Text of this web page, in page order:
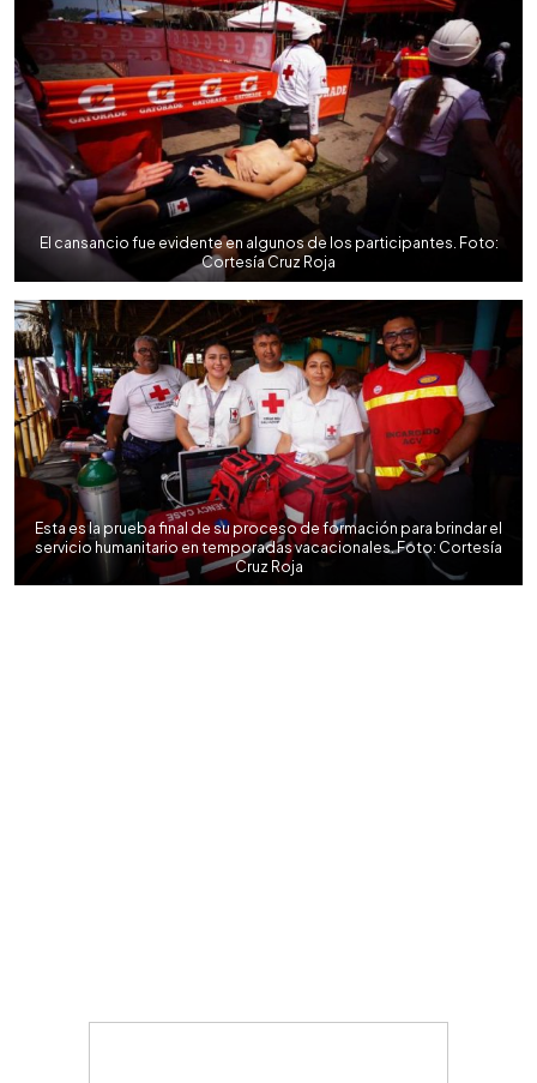
El cansancio fue evidente en algunos de los participantes. Foto:
Cortesía Cruz Roja
Esta es la prueba final de su proceso de formación para brindar el
servicio humanitario en temporadas vacacionales. Foto: Cortesía
Cruz Roja